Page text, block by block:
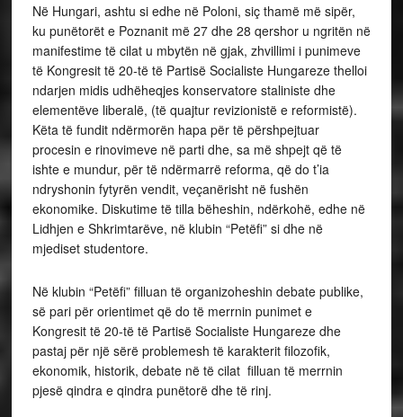
Në Hungari, ashtu si edhe në Poloni, siç thamë më sipër,
ku punëtorët e Poznanit më 27 dhe 28 qershor u ngritën në
manifestime të cilat u mbytën në gjak, zhvillimi i punimeve
të Kongresit të 20-të të Partisë Socialiste Hungareze thelloi
ndarjen midis udhëheqjes konservatore staliniste dhe
elementëve liberalë, (të quajtur revizionistë e reformistë).
Këta të fundit ndërmorën hapa për të përshpejtuar
procesin e rinovimeve në parti dhe, sa më shpejt që të
ishte e mundur, për të ndërmarrë reforma, që do t’ia
ndryshonin fytyrën vendit, veçanërisht në fushën
ekonomike. Diskutime të tilla bëheshin, ndërkohë, edhe në
Lidhjen e Shkrimtarëve, në klubin “Petëfi” si dhe në
mjediset studentore.
Në klubin “Petëfi” filluan të organizoheshin debate publike,
së pari për orientimet që do të merrnin punimet e
Kongresit të 20-të të Partisë Socialiste Hungareze dhe
pastaj për një sërë problemesh të karakterit filozofik,
ekonomik, historik, debate në të cilat filluan të merrnin
pjesë qindra e qindra punëtorë dhe të rinj.